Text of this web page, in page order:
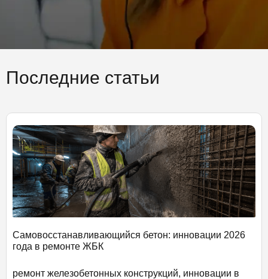
Последние статьи
Самовосстанавливающийся бетон: инновации 2026
года в ремонте ЖБК
ремонт железобетонных конструкций, инновации в